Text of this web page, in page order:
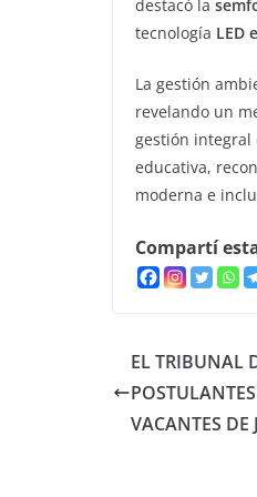
destacó la
tecnología LED
La gestión
revelando un
gestión integral
educativa,
moderna e
Compartí
EL TRIBUNAL
VACANTES DE